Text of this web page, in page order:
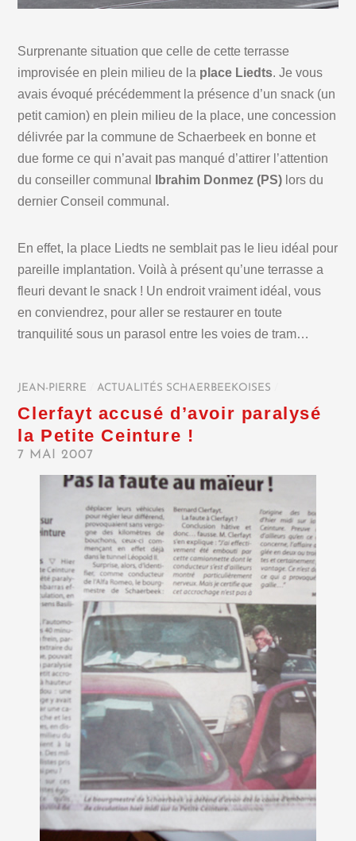
Surprenante situation que celle de cette terrasse
improvisée en plein milieu de la place Liedts. Je vous
avais évoqué précédemment la présence d’un snack (un
petit camion) en plein milieu de la place, une concession
délivrée par la commune de Schaerbeek en bonne et
due forme ce qui n’avait pas manqué d’attirer l’attention
du conseiller communal
Ibrahim Donmez (PS) lors du
dernier Conseil communal.
En effet, la place Liedts ne semblait pas le lieu idéal pour
pareille implantation. Voilà à présent qu’une terrasse a
fleuri devant le snack ! Un endroit vraiment idéal, vous
en conviendrez, pour aller se restaurer en toute
tranquilité sous un parasol entre les voies de tram…
JEAN-PIERRE ACTUALITÉS SCHAERBEEKOISES
Clerfayt accusé d’avoir paralysé
la Petite Ceinture !
7 MAI 2007